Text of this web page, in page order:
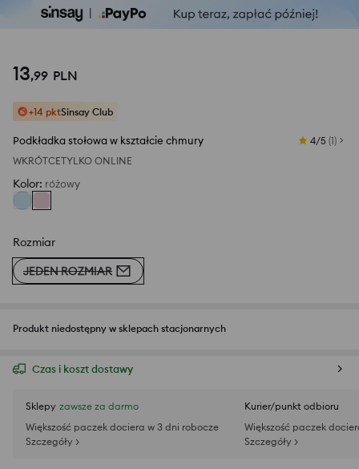
13,99 PLN
+14 pktSinsay Club
Podkładka stołowa w kształcie chmury 4/5 (1)
WKRÓTCETYLKO ONLINE
Kolor: różowy
Rozmiar
JEDEN ROZMIAR
Produkt niedostępny w sklepach stacjonarnych
Czas i koszt dostawy
Sklepy zawsze za darmo
Większość paczek dociera w 3 dni robocze
Szczegóły >
Kurier/punkt odbioru
Większość paczek
Szczegóły >